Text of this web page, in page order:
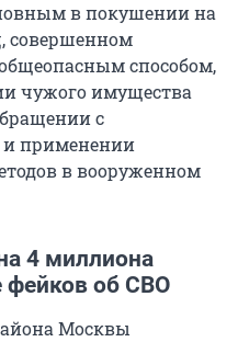
в покушении на
совершенном
способом,
чужого имущества
с
и применении
в вооруженном
4 миллиона
фейков об СВО
Москвы